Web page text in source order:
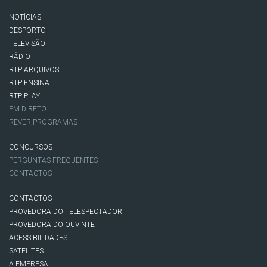
NOTÍCIAS
DESPORTO
TELEVISÃO
RÁDIO
RTP ARQUIVOS
RTP ENSINA
RTP PLAY
EM DIRETO
REVER PROGRAMAS
CONCURSOS
PERGUNTAS FREQUENTES
CONTACTOS
CONTACTOS
PROVEDORA DO TELESPECTADOR
PROVEDORA DO OUVINTE
ACESSIBILIDADES
SATÉLITES
A EMPRESA